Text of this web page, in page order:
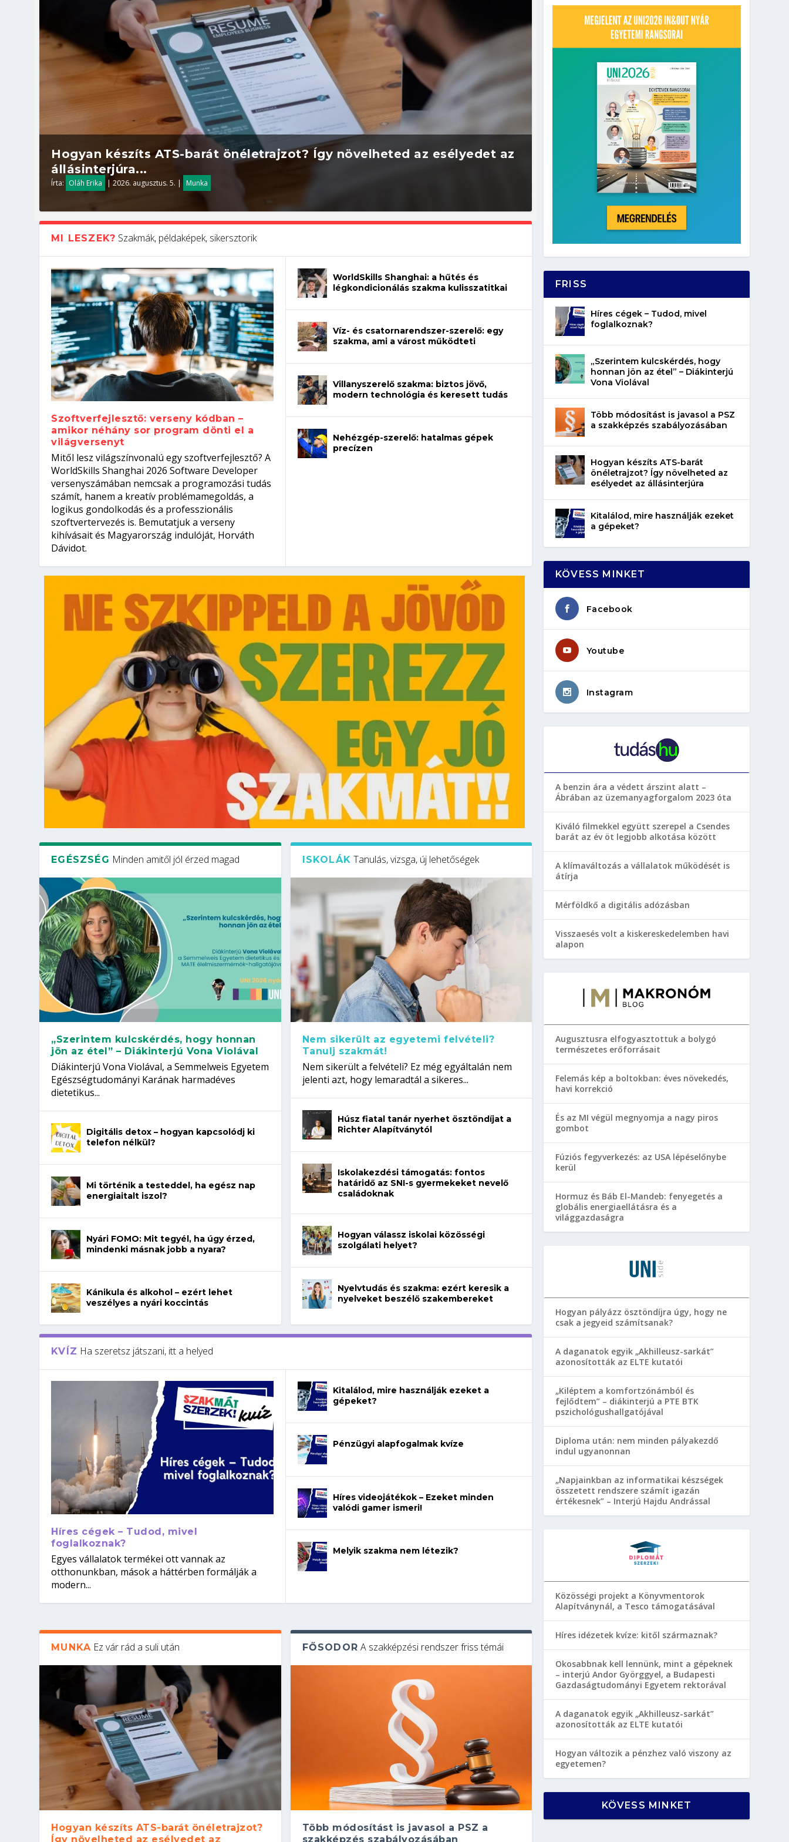
Hogyan készíts ATS-barát önéletrajzot? Így növelheted az esélyedet az
állásinterjúra...
Írta: Oláh Erika |2026. augusztus. 5. | Munka
Kitalálod, mire használják ezeket a gépeket?
Írta: Tóth Mónika |2026. augusztus. 4.| Kvíz
Nem sikerült az egyetemi felvételi? Tanulj szakmát!
Írta: Oláh Erika |2026. augusztus. 4.| Iskolák
Szoftverfejlesztő: verseny kódban – amikor néhány sor program dönti
el a világversenyt...
Írta: Szakmát Szerzek |2026. augusztus. 3.| Mi leszek?
Digitális detox – hogyan kapcsolódj ki telefon nélkül?
Írta: Oláh Erika |2026. augusztus. 3.| Egészség
MI LESZEK? Szakmák, példaképek, sikersztorik
Szoftverfejlesztő: verseny kódban –
amikor néhány sor program dönti el a
világversenyt
Mitől lesz világszínvonalú egy szoftverfejlesztő? A
WorldSkills Shanghai 2026 Software Developer
versenyszámában nemcsak a programozási tudás
számít, hanem a kreatív problémamegoldás, a
logikus gondolkodás és a professzionális
szoftvertervezés is. Bemutatjuk a verseny
kihívásait és Magyarország indulóját, Horváth
Dávidot.
WorldSkills Shanghai: a hűtés és
légkondicionálás szakma kulisszatitkai
Víz- és csatornarendszer-szerelő: egy
szakma, ami a várost működteti
Villanyszerelő szakma: biztos jövő,
modern technológia és keresett tudás
Nehézgép-szerelő: hatalmas gépek
precízen
EGÉSZSÉG Minden amitől jól érzed magad
„Szerintem kulcskérdés, hogy honnan
jön az étel” – Diákinterjú Vona Violával
Diákinterjú Vona Violával, a Semmelweis Egyetem
Egészségtudományi Karának harmadéves
dietetikus...
Digitális detox – hogyan kapcsolódj ki
telefon nélkül?
Mi történik a testeddel, ha egész nap
energiaitalt iszol?
Nyári FOMO: Mit tegyél, ha úgy érzed,
mindenki másnak jobb a nyara?
Kánikula és alkohol – ezért lehet
veszélyes a nyári koccintás
ISKOLÁK Tanulás, vizsga, új lehetőségek
Nem sikerült az egyetemi felvételi?
Tanulj szakmát!
Nem sikerült a felvételi? Ez még egyáltalán nem
jelenti azt, hogy lemaradtál a sikeres...
Húsz fiatal tanár nyerhet ösztöndíjat a
Richter Alapítványtól
Iskolakezdési támogatás: fontos
határidő az SNI-s gyermekeket nevelő
családoknak
Hogyan válassz iskolai közösségi
szolgálati helyet?
Nyelvtudás és szakma: ezért keresik a
nyelveket beszélő szakembereket
KVÍZ Ha szeretsz játszani, itt a helyed
Híres cégek – Tudod, mivel
foglalkoznak?
Egyes vállalatok termékei ott vannak az
otthonunkban, mások a háttérben formálják a
modern...
Kitalálod, mire használják ezeket a
gépeket?
Pénzügyi alapfogalmak kvíze
Híres videojátékok – Ezeket minden
valódi gamer ismeri!
Melyik szakma nem létezik?
MUNKA Ez vár rád a suli után
Hogyan készíts ATS-barát önéletrajzot?
Így növelheted az esélyedet az
FŐSODOR A szakképzési rendszer friss témái
Több módosítást is javasol a PSZ a
szakképzés szabályozásában
FRISS
Híres cégek – Tudod, mivel
foglalkoznak?
„Szerintem kulcskérdés, hogy
honnan jön az étel” – Diákinterjú
Vona Violával
Több módosítást is javasol a PSZ
a szakképzés szabályozásában
Hogyan készíts ATS-barát
önéletrajzot? Így növelheted az
esélyedet az állásinterjúra
Kitalálod, mire használják ezeket
a gépeket?
KÖVESS MINKET
Facebook
Youtube
Instagram
A benzin ára a védett árszint alatt –
Ábrában az üzemanyagforgalom 2023 óta
Kiváló filmekkel együtt szerepel a Csendes
barát az év öt legjobb alkotása között
A klímaváltozás a vállalatok működését is
átírja
Mérföldkő a digitális adózásban
Visszaesés volt a kiskereskedelemben havi
alapon
Augusztusra elfogyasztottuk a bolygó
természetes erőforrásait
Felemás kép a boltokban: éves növekedés,
havi korrekció
És az MI végül megnyomja a nagy piros
gombot
Fúziós fegyverkezés: az USA lépéselőnybe
kerül
Hormuz és Báb El-Mandeb: fenyegetés a
globális energiaellátásra és a
világgazdaságra
Hogyan pályázz ösztöndíjra úgy, hogy ne
csak a jegyeid számítsanak?
A daganatok egyik „Akhilleusz-sarkát”
azonosították az ELTE kutatói
„Kiléptem a komfortzónámból és
fejlődtem” – diákinterjú a PTE BTK
pszichológushallgatójával
Diploma után: nem minden pályakezdő
indul ugyanonnan
„Napjainkban az informatikai készségek
összetett rendszere számít igazán
értékesnek” – Interjú Hajdu Andrással
Közösségi projekt a Könyvmentorok
Alapítványnál, a Tesco támogatásával
Híres idézetek kvíze: kitől származnak?
Okosabbnak kell lennünk, mint a gépeknek
– interjú Andor Györggyel, a Budapesti
Gazdaságtudományi Egyetem rektorával
A daganatok egyik „Akhilleusz-sarkát”
azonosították az ELTE kutatói
Hogyan változik a pénzhez való viszony az
egyetemen?
KÖVESS MINKET